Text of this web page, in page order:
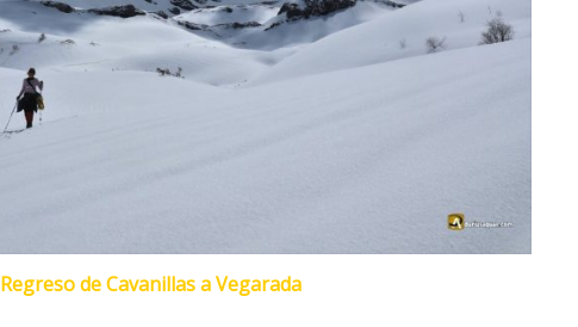
Regreso de Cavanillas a Vegarada